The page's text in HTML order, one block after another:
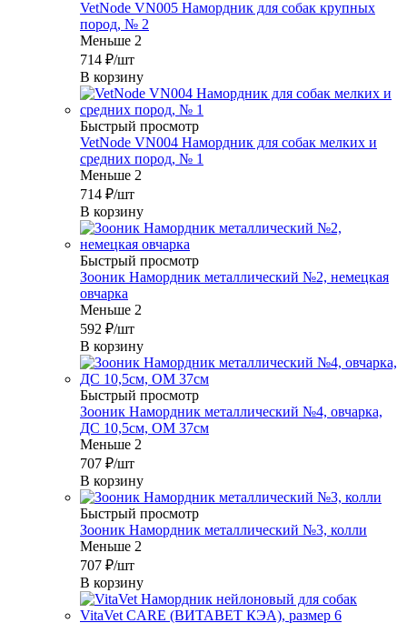
VetNode VN005 Намордник для собак крупных
пород, № 2
Меньше 2
714 ₽/шт
В корзину
Быстрый просмотр
VetNode VN004 Намордник для собак мелких и
средних пород, № 1
Меньше 2
714 ₽/шт
В корзину
Быстрый просмотр
Зооник Намордник металлический №2, немецкая
овчарка
Меньше 2
592 ₽/шт
В корзину
Быстрый просмотр
Зооник Намордник металлический №4, овчарка,
ДС 10,5см, ОМ 37см
Меньше 2
707 ₽/шт
В корзину
Быстрый просмотр
Зооник Намордник металлический №3, колли
Меньше 2
707 ₽/шт
В корзину